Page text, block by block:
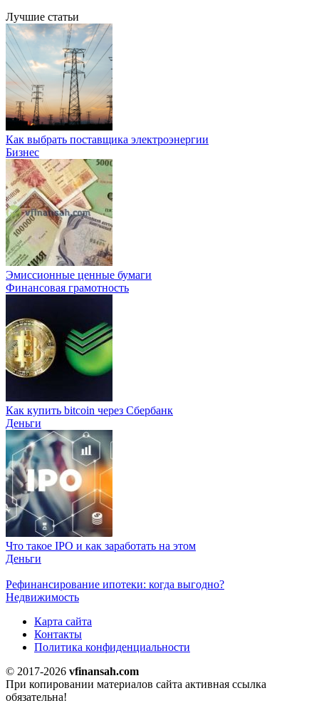
Лучшие статьи
Как выбрать поставщика электроэнергии
Бизнес
Эмиссионные ценные бумаги
Финансовая грамотность
Как купить bitcoin через Сбербанк
Деньги
Что такое IPO и как заработать на этом
Деньги
Рефинансирование ипотеки: когда выгодно?
Недвижимость
Карта сайта
Контакты
Политика конфиденциальности
© 2017-2026 vfinansah.com
При копировании материалов сайта активная ссылка
обязательна!